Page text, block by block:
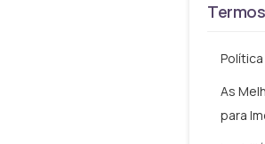
Política
As
para